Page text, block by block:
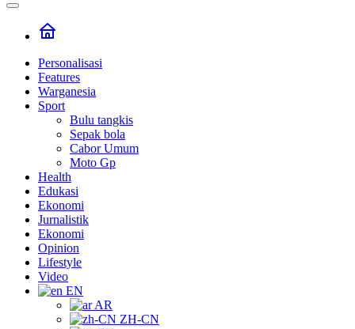
Personalisasi
Features
Warganesia
Sport
Bulu tangkis
Sepak bola
Cabor Umum
Moto Gp
Health
Edukasi
Ekonomi
Jurnalistik
Ekonomi
Opinion
Lifestyle
Video
EN
AR
ZH-CN